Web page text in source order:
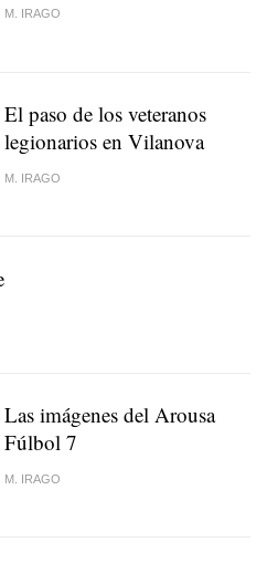
M. IRAGO
El paso de los veteranos
legionarios en Vilanova
M. IRAGO
Las imágenes del Arousa
Fúlbol 7
M. IRAGO